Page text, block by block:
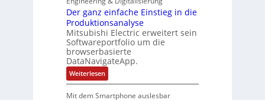
e
n
t
a
u
f
n
G
s
c
h
ä
f
t
s
y
s
t
è
m
e
s
:
u
e
r
V
e
r
t
Der ganz einfache Einstieg in die
Produktionsanalyse
Mitsubishi Electric erweitert sein
Softwareportfolio um die
browserbasierte
DataNavigateApp.
Weiterlesen:
D
r
Mit dem Smartphone auslesbar